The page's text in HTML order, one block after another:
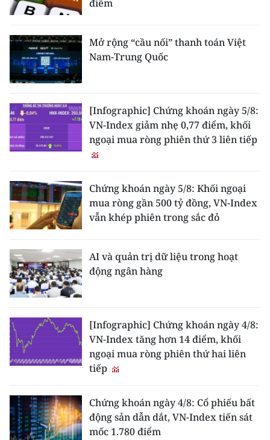
điểm
Mở rộng “cầu nối” thanh toán Việt
Nam-Trung Quốc
[Infographic] Chứng khoán ngày 5/8:
VN-Index giảm nhẹ 0,77 điểm, khối
ngoại mua ròng phiên thứ 3 liên tiếp
Chứng khoán ngày 5/8: Khối ngoại
mua ròng gần 500 tỷ đồng, VN-Index
vẫn khép phiên trong sắc đỏ
AI và quản trị dữ liệu trong hoạt
động ngân hàng
[Infographic] Chứng khoán ngày 4/8:
VN-Index tăng hơn 14 điểm, khối
ngoại mua ròng phiên thứ hai liên
tiếp
Chứng khoán ngày 4/8: Cổ phiếu bất
động sản dẫn dắt, VN-Index tiến sát
mốc 1.780 điểm